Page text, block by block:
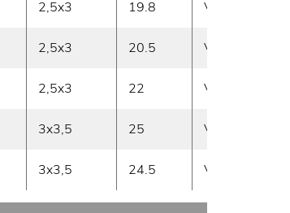
2,5x3 19.8 Vasen
2,5x3 20.5 Vasen
2,5x3 22 Vasen
3x3,5 25 Vasen
3x3,5 24.5 Vasen